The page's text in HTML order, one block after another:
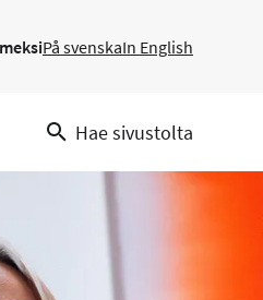
På svenskaIn English
Hae sivustolta